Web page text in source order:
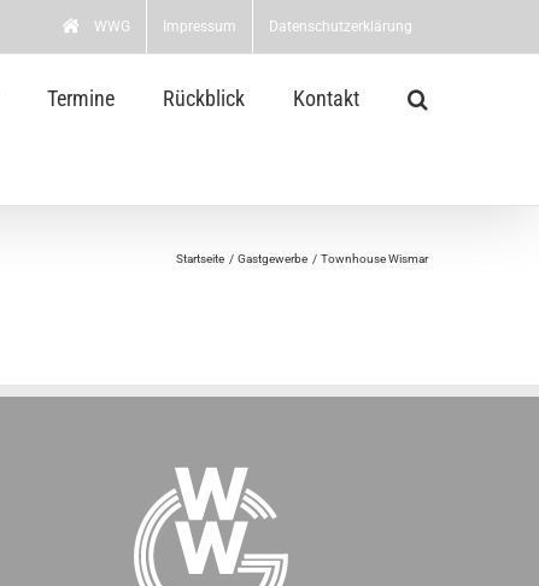
WWG Impressum Datenschutzerklärung
Termine Rückblick Kontakt
Startseite Gastgewerbe Townhouse Wismar